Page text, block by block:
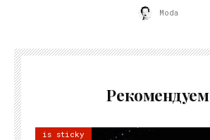
Moda
Рекомендуем
is sticky